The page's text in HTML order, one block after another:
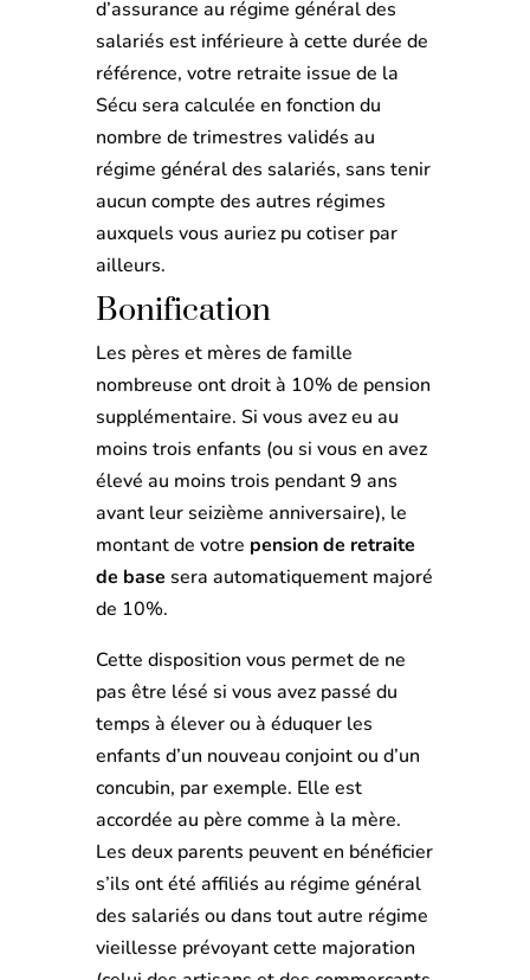
d’assurance au régime général des
salariés est inférieure à cette durée de
référence, votre retraite issue de la
Sécu sera calculée en fonction du
nombre de trimestres validés au
régime général des salariés, sans tenir
aucun compte des autres régimes
auxquels vous auriez pu cotiser par
ailleurs.
Bonification
Les pères et mères de famille
nombreuse ont droit à 10% de pension
supplémentaire. Si vous avez eu au
moins trois enfants (ou si vous en avez
élevé au moins trois pendant 9 ans
avant leur seizième anniversaire), le
montant de votre pension de retraite
de base sera automatiquement majoré
de 10%.
Cette disposition vous permet de ne
pas être lésé si vous avez passé du
temps à élever ou à éduquer les
enfants d’un nouveau conjoint ou d’un
concubin, par exemple. Elle est
accordée au père comme à la mère.
Les deux parents peuvent en bénéficier
s’ils ont été affiliés au régime général
des salariés ou dans tout autre régime
vieillesse prévoyant cette majoration